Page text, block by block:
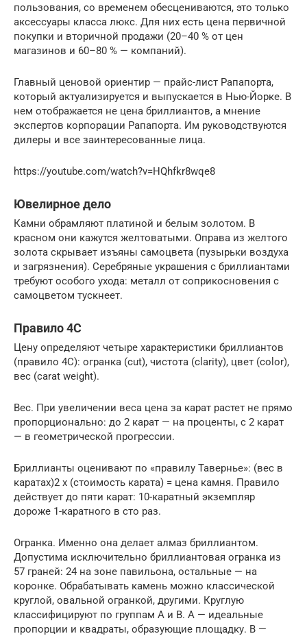
пользования, со временем обесцениваются, это только
аксессуары класса люкс. Для них есть цена первичной
покупки и вторичной продажи (20–40 % от цен
магазинов и 60–80 % — компаний).
Главный ценовой ориентир — прайс-лист Рапапорта,
который актуализируется и выпускается в Нью-Йорке. В
нем отображается не цена бриллиантов, а мнение
экспертов корпорации Рапапорта. Им руководствуются
дилеры и все заинтересованные лица.
https://youtube.com/watch?v=HQhfkr8wqe8
Ювелирное дело
Камни обрамляют платиной и белым золотом. В
красном они кажутся желтоватыми. Оправа из желтого
золота скрывает изъяны самоцвета (пузырьки воздуха
и загрязнения). Серебряные украшения с бриллиантами
требуют особого ухода: металл от соприкосновения с
самоцветом тускнеет.
Правило 4С
Цену определяют четыре характеристики бриллиантов
(правило 4C): огранка (cut), чистота (clarity), цвет (color),
вес (carat weight).
Вес. При увеличении веса цена за карат растет не прямо
пропорционально: до 2 карат — на проценты, с 2 карат
— в геометрической прогрессии.
Бриллианты оценивают по «правилу Тавернье»: (вес в
каратах)2 х (стоимость карата) = цена камня. Правило
действует до пяти карат: 10-каратный экземпляр
дороже 1-каратного в сто раз.
Огранка. Именно она делает алмаз бриллиантом.
Допустима исключительно бриллиантовая огранка из
57 граней: 24 на зоне павильона, остальные — на
коронке. Обрабатывать камень можно классической
круглой, овальной огранкой, другими. Круглую
классифицируют по группам А и В. А — идеальные
пропорции и квадраты, образующие площадку. В —